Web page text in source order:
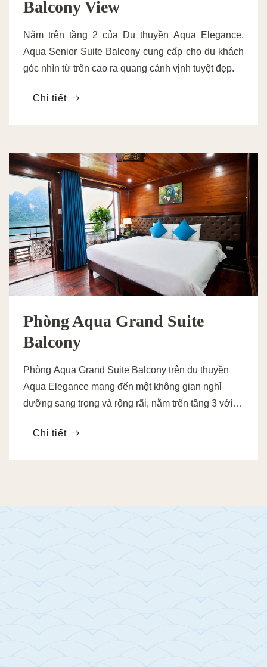
Balcony View
Nằm trên tầng 2 của Du thuyền Aqua Elegance,
Aqua Senior Suite Balcony cung cấp cho du khách
góc nhìn từ trên cao ra quang cảnh vịnh tuyệt đẹp.
Chi tiết
Phòng Aqua Grand Suite
Balcony
Phòng Aqua Grand Suite Balcony trên du thuyền
Aqua Elegance mang đến một không gian nghỉ
dưỡng sang trọng và rộng rãi, nằm trên tầng 3 với
Chi tiết